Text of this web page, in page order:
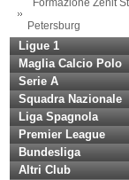
Formazione Zenit
Petersburg
Ligue 1
Maglia Calcio Polo
Serie A
Squadra Nazionale
Liga Spagnola
Premier League
Bundesliga
Altri Club